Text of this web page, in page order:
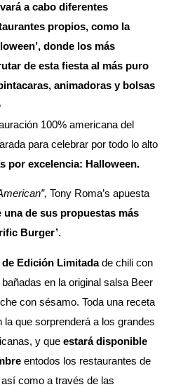
a cabo diferentes
propios, como la
donde los más
de esta fiesta al más puro
animadoras y bolsas
100% americana del
para celebrar por todo lo alto
por excelencia: Halloween.
Tony Roma’s apuesta
una de sus propuestas más
Burger’.
Edición Limitadade chili con
en la original salsa Beer
con sésamo. Toda una receta
que sorprenderá a los grandes
y que estará disponible
entodos los restaurantes de
como a través de las